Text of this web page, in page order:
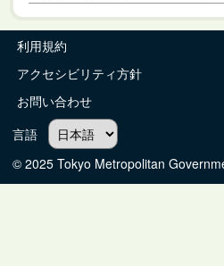
利用規約
アクセシビリティ方針
お問い合わせ
言語
© 2025 Tokyo Metropolitan